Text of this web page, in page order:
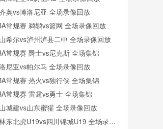
奥vs博洛尼亚 全场录像回放
常规赛 鹈鹕vs篮网 全场录像回放
希尔vs泸州泸县二中 全场录像回放
常规赛 爵士vs尼克斯 全场集锦
尼亚vs帕尔马 全场录像回放
常规赛 热火vs独行侠 全场集锦
常规赛 雷霆vs勇士 全场集锦
城建vs山东蜜獾 全场录像回放
东北虎U19vs四川锦城U19 全场录像